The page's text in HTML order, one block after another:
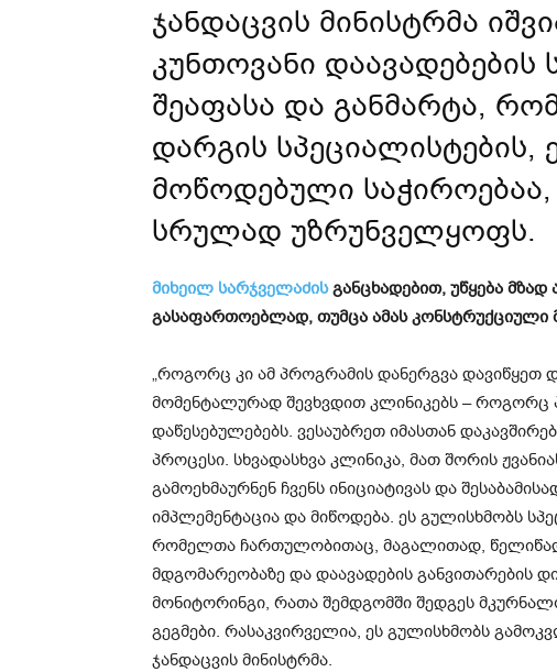
ჯანდაცვის მინისტრმა
კუნთოვანი
შეაფასა და განმარტა,
დარგის სპეციალისტების,
მოწოდებული
სრულად უზრუნველყოფს.
მიხეილ სარჯველაძის განცხადებით, უწყება მზად
გასაფართოებლად, თუმცა ამას კონსტრუქციული
„როგორც კი ამ პროგრამის დანერგვა დავიწყეთ
მომენტალურად შევხვდით კლინიკებს –
დაწესებულებებს. ვესაუბრეთ იმასთან
პროცესი. სხვადასხვა კლინიკა, მათ შორის
გამოეხმაურნენ ჩვენს ინიციატივას და
იმპლემენტაცია და მიწოდება. ეს გულისხმობს
რომელთა ჩართულობითაც, მაგალითად,
მდგომარეობაზე და დაავადების განვითარების
მონიტორინგი, რათა შემდგომში შედგეს
გეგმები. რასაკვირველია, ეს გულისხმობს
ჯანდაცვის მინისტრმა.